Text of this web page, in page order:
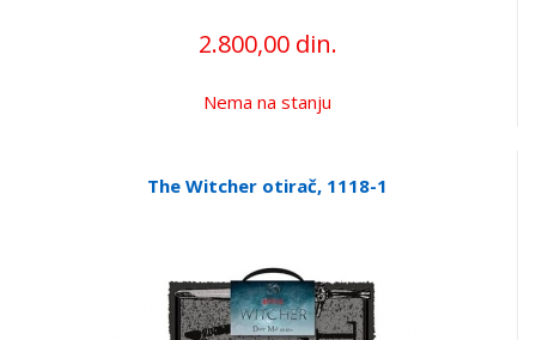
2.800,00 din.
Nema na stanju
The Witcher otirač, 1118-1